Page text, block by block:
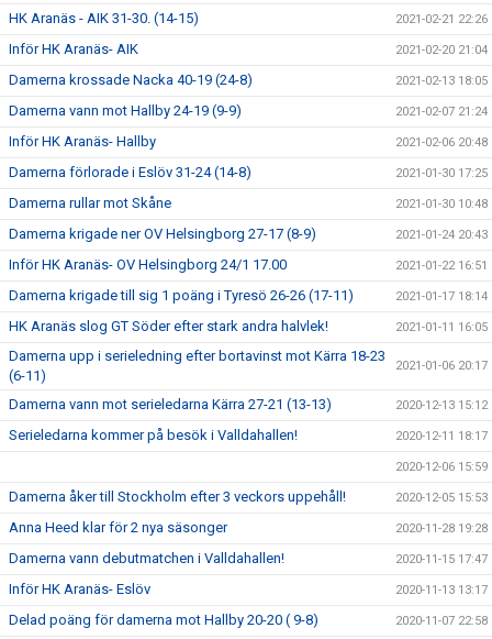
HK Aranäs - AIK 31-30. (14-15) 2021-02-21 22:26
Inför HK Aranäs- AIK 2021-02-20 21:04
Damerna krossade Nacka 40-19 (24-8) 2021-02-13 18:05
Damerna vann mot Hallby 24-19 (9-9) 2021-02-07 21:24
Inför HK Aranäs- Hallby 2021-02-06 20:48
Damerna förlorade i Eslöv 31-24 (14-8) 2021-01-30 17:25
Damerna rullar mot Skåne 2021-01-30 10:48
Damerna krigade ner OV Helsingborg 27-17 (8-9) 2021-01-24 20:43
Inför HK Aranäs- OV Helsingborg 24/1 17.00 2021-01-22 16:51
Damerna krigade till sig 1 poäng i Tyresö 26-26 (17-11) 2021-01-17 18:14
HK Aranäs slog GT Söder efter stark andra halvlek! 2021-01-11 16:05
Damerna upp i serieledning efter bortavinst mot Kärra 18-23
(6-11)
2021-01-06 20:17
Damerna vann mot serieledarna Kärra 27-21 (13-13) 2020-12-13 15:12
Serieledarna kommer på besök i Valldahallen! 2020-12-11 18:17
2020-12-06 15:59
Damerna åker till Stockholm efter 3 veckors uppehåll! 2020-12-05 15:53
Anna Heed klar för 2 nya säsonger 2020-11-28 19:28
Damerna vann debutmatchen i Valldahallen! 2020-11-15 17:47
Inför HK Aranäs- Eslöv 2020-11-13 13:17
Delad poäng för damerna mot Hallby 20-20 ( 9-8) 2020-11-07 22:58